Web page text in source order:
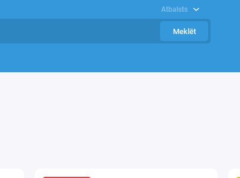
Atbalsts
Meklēt